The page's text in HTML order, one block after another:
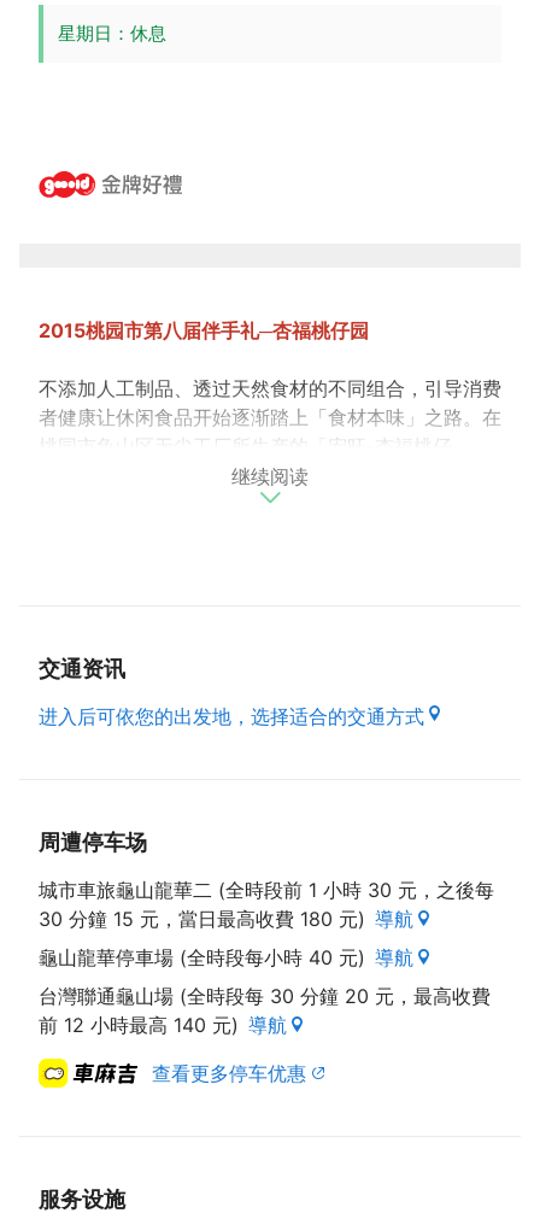
星期日：休息
2015桃园市第八届伴手礼─杏福桃仔园
不添加人工制品、透过天然食材的不同组合，引导消费
者健康让休闲食品开始逐渐踏上「食材本味」之路。在
桃园市龟山区无尘工厂所生产的「宏旺-杏福桃仔
园」，其外包装以桃园市花「桃花」为设计发想并结合
早期桃园种植桃树，桃花齐开时节，花海如云，称「桃
桃。 加深外地游客或本地人对桃园市的在地印象是极
具创新代表性的精致伴手礼。保存期限：6个月。
继续阅读
交通资讯
进入后可依您的出发地，选择适合的交通方式
周遭停车场
城市車旅龜山龍華二 (全時段前 1 小時 30 元，之後每
30 分鐘 15 元，當日最高收費 180 元) 導航
龜山龍華停車場 (全時段每小時 40 元) 導航
台灣聯通龜山場 (全時段每 30 分鐘 20 元，最高收費
前 12 小時最高 140 元) 導航
查看更多停车优惠
服务设施